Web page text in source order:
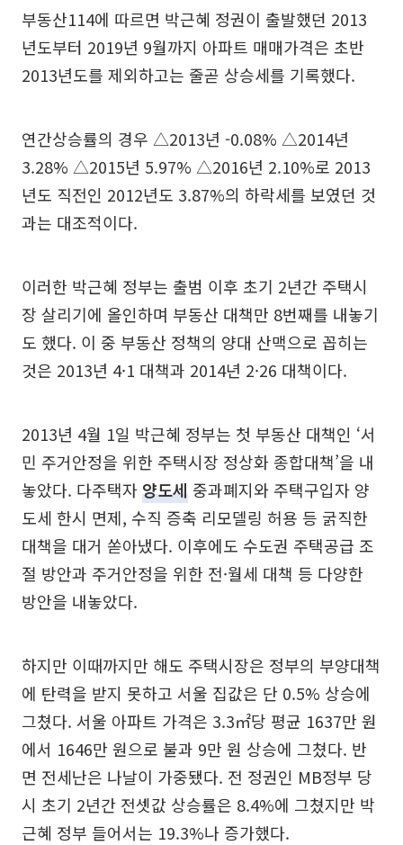
부동산114에 따르면 박근혜 정권이 출발했던 2013
년도부터 2019년 9월까지 아파트 매매가격은 초반
2013년도를 제외하고는 줄곧 상승세를 기록했다.
연간상승률의 경우 △2013년 -0.08% △2014년
3.28% △2015년 5.97% △2016년 2.10%로 2013
년도 직전인 2012년도 3.87%의 하락세를 보였던 것
과는 대조적이다.
이러한 박근혜 정부는 출범 이후 초기 2년간 주택시
장 살리기에 올인하며 부동산 대책만 8번째를 내놓기
도 했다. 이 중 부동산 정책의 양대 산맥으로 꼽히는
것은 2013년 4·1 대책과 2014년 2·26 대책이다.
2013년 4월 1일 박근혜 정부는 첫 부동산 대책인 ‘서
민 주거안정을 위한 주택시장 정상화 종합대책’을 내
놓았다. 다주택자양도세 중과폐지와 주택구입자 양
도세 한시 면제, 수직 증축 리모델링 허용 등 굵직한
대책을 대거 쏟아냈다. 이후에도 수도권 주택공급 조
절 방안과 주거안정을 위한 전·월세 대책 등 다양한
방안을 내놓았다.
하지만 이때까지만 해도 주택시장은 정부의 부양대책
에 탄력을 받지 못하고 서울 집값은 단 0.5% 상승에
그쳤다. 서울 아파트 가격은 3.3㎡당 평균 1637만 원
에서 1646만 원으로 불과 9만 원 상승에 그쳤다. 반
면 전세난은 나날이 가중됐다. 전 정권인 MB정부 당
시 초기 2년간 전셋값 상승률은 8.4%에 그쳤지만 박
근혜 정부 들어서는 19.3%나 증가했다.